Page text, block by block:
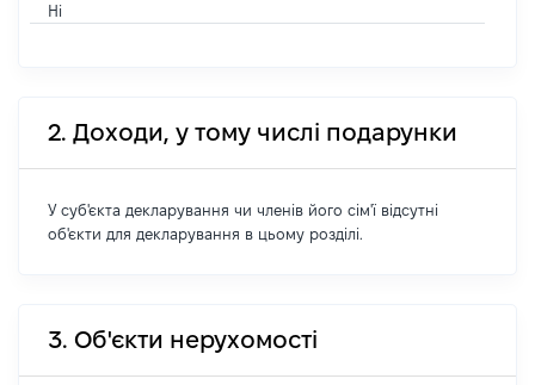
Ні
2. Доходи, у тому числі подарунки
У суб'єкта декларування чи членів його сім'ї відсутні
об'єкти для декларування в цьому розділі.
3. Об'єкти нерухомості